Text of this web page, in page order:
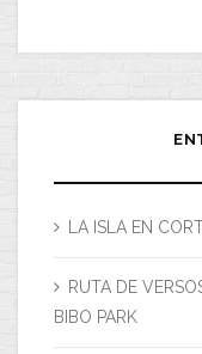
LA ISLA EN
RUTA DE
BIBO PARK